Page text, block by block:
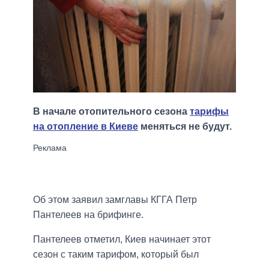
В начале отопительного сезона тарифы
на отопление в Киеве меняться не будут.
Об этом заявил замглавы КГГА Петр
Пантелеев на брифинге.
Пантелеев отметил, Киев начинает этот
сезон с таким тарифом, который был